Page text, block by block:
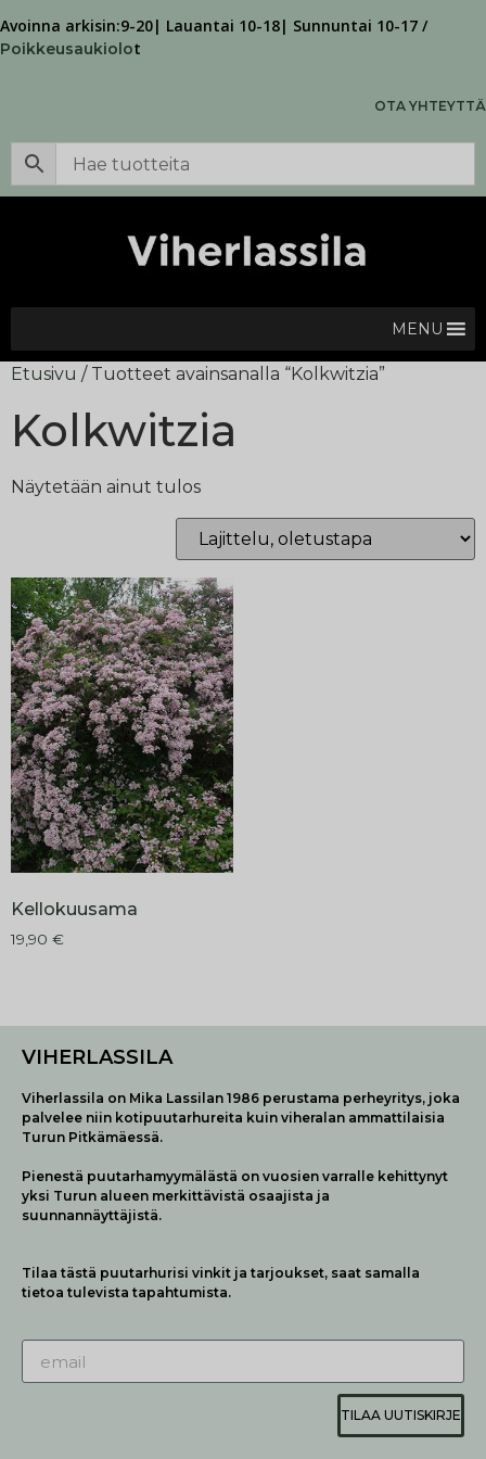
Avoinna arkisin:9-20| Lauantai 10-18| Sunnuntai 10-17 /
Poikkeusaukiolot
OTA YHTEYTTÄ
MENU
Etusivu / Tuotteet avainsanalla “Kolkwitzia”
Kolkwitzia
Näytetään ainut tulos
Kellokuusama
19,90 €
VIHERLASSILA
Viherlassila on Mika Lassilan 1986 perustama perheyritys, joka
palvelee niin kotipuutarhureita kuin viheralan ammattilaisia
Turun Pitkämäessä.
Pienestä puutarhamyymälästä on vuosien varralle kehittynyt
yksi Turun alueen merkittävistä osaajista ja
suunnannäyttäjistä.
Tilaa tästä puutarhurisi vinkit ja tarjoukset, saat samalla
tietoa tulevista tapahtumista.
TILAA UUTISKIRJE